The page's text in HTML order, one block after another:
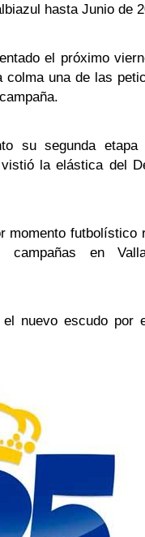
hasta Junio de
el próximo
colma una de las
su segunda etapa
la elástica del
momento futbolístico
en
nuevo escudo por